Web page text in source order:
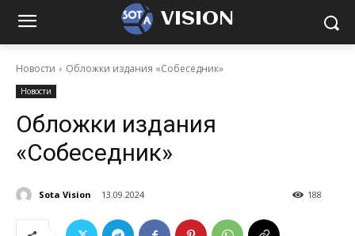
VISION
Новости Обложки издания «Собеседник»
Новости
Обложки издания
«Собеседник»
Sota Vision 13.09.2024 188